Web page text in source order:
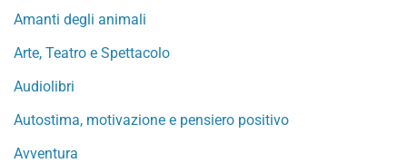
Amanti degli animali
Arte, Teatro e Spettacolo
Audiolibri
Autostima, motivazione e pensiero positivo
Avventura